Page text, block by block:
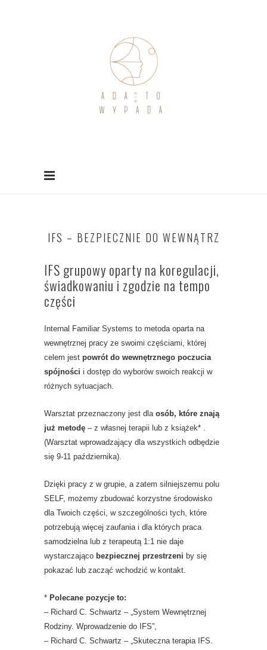
IFS – BEZPIECZNIE DO WEWNĄTRZ
IFS grupowy oparty na koregulacji,
świadkowaniu i zgodzie na tempo
części
Internal Familiar Systems to metoda oparta na
wewnętrznej pracy ze swoimi częściami, której
celem jest powrót do wewnętrznego poczucia
spójności i dostęp do wyborów swoich reakcji w
różnych sytuacjach.
Warsztat przeznaczony jest dlaosób, które znają
już metodę – z własnej terapii lub z książek* .
(Warsztat wprowadzający dla wszystkich odbędzie
się 9-11 października).
Dzięki pracy z w grupie, a zatem silniejszemu polu
SELF, możemy zbudować korzystne środowisko
dla Twoich części, w szczególności tych, które
potrzebują więcej zaufania i dla których praca
samodzielna lub z terapeutą 1:1 nie daje
wystarczająco bezpiecznej przestrzeni by się
pokazać lub zacząć wchodzić w kontakt.
* Polecane pozycje to:
– Richard C. Schwartz – „System Wewnętrznej
Rodziny. Wprowadzenie do IFS”,
– Richard C. Schwartz – „Skuteczna terapia IFS.